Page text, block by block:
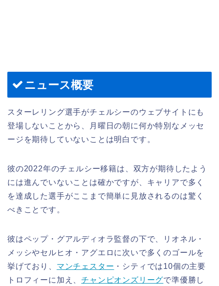
ニュース概要
スターレリング選手がチェルシーのウェブサイトにも
登場しないことから、月曜日の朝に何か特別なメッセ
ージを期待していないことは明白です。
彼の2022年のチェルシー移籍は、双方が期待したよう
には進んでいないことは確かですが、キャリアで多く
を達成した選手がここまで簡単に見放されるのは驚く
べきことです。
彼はペップ・グアルディオラ監督の下で、リオネル・
メッシやセルヒオ・アグエロに次いで多くのゴールを
挙げており、 マンチェスター ・シティでは10個の主要
トロフィーに加え、チャンピオンズリーグで準優勝し